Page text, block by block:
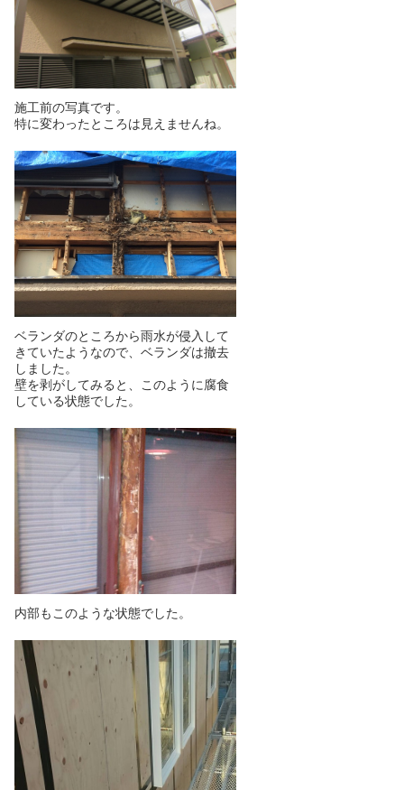
施工前の写真です。
特に変わったところは見えませんね。
ベランダのところから雨水が侵入して
きていたようなので、ベランダは撤去
しました。
壁を剥がしてみると、このように腐食
している状態でした。
内部もこのような状態でした。